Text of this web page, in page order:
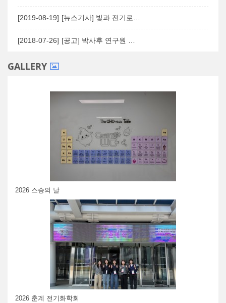
[2019-08-19] [뉴스기사] 빛과 전기로…
[2018-07-26] [공고] 박사후 연구원 …
GALLERY
2026 스승의 날
2026 춘계 전기화학회